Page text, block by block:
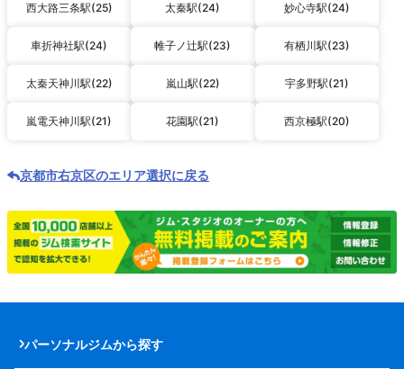
西大路三条駅(25) 太秦駅(24) 妙心寺駅(24)
車折神社駅(24) 帷子ノ辻駅(23) 有栖川駅(23)
太秦天神川駅(22) 嵐山駅(22) 宇多野駅(21)
嵐電天神川駅(21) 花園駅(21) 西京極駅(20)
京都市右京区のエリア選択に戻る
パーソナルジムから探す